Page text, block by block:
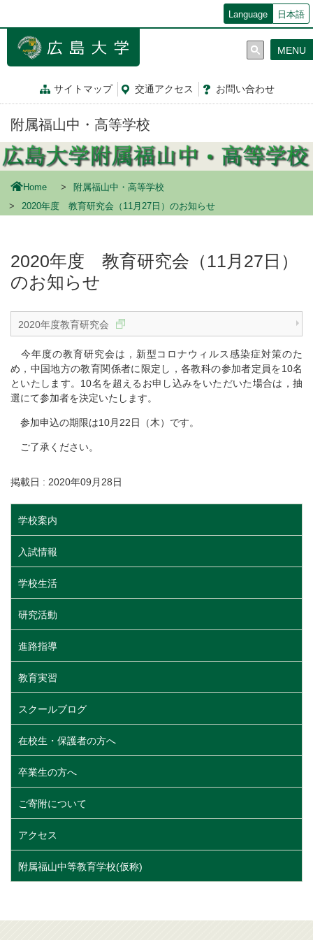
ン
動
Language 日本語
サイトマップ 交通アクセス お問い合わせ
MENU
附属福山中・高等学校
Home
附属福山中・高等学校
2020年度 教育研究会（11月27日）のお知らせ
2020年度 教育研究会（11月27日）
のお知らせ
2020年度教育研究会
今年度の教育研究会は，新型コロナウィルス感染症対策のた
め，中国地方の教育関係者に限定し，各教科の参加者定員を10名
といたします。10名を超えるお申し込みをいただいた場合は，抽
選にて参加者を決定いたします。
参加申込の期限は10月22日（木）です。
ご了承ください。
掲載日 : 2020年09月28日
学校案内
入試情報
学校生活
研究活動
進路指導
教育実習
スクールブログ
在校生・保護者の方へ
卒業生の方へ
ご寄附について
アクセス
附属福山中等教育学校(仮称)